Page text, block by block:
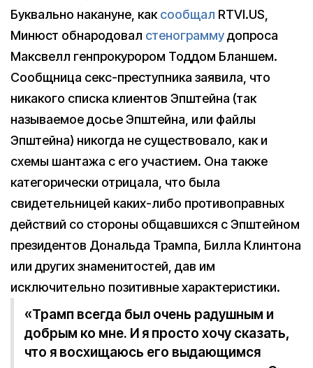
Буквально накануне, каксообщал RTVI.US,
Минюст обнародовал стенограммудопроса
Максвелл генпрокурором Тоддом Бланшем.
Сообщница секс-преступника заявила, что
никакого списка клиентов Эпштейна (так
называемое досье Эпштейна, или файлы
Эпштейна) никогда не существовало, как и
схемы шантажа с его участием. Она также
категорически отрицала, что была
свидетельницей каких-либо противоправных
действий со стороны общавшихся с Эпштейном
президентов Дональда Трампа, Билла Клинтона
или других знаменитостей, дав им
исключительно позитивные характеристики.
«Трамп всегда был очень радушным и
добрым ко мне. И я просто хочу сказать,
что я восхищаюсь его выдающимся